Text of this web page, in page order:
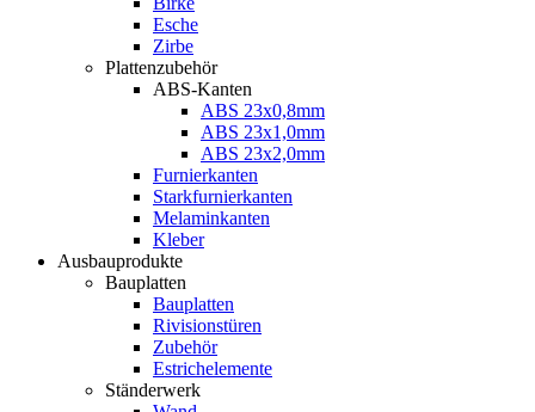
Esche
Zirbe
Plattenzubehör
ABS-Kanten
ABS 23x0,8mm
ABS 23x1,0mm
ABS 23x2,0mm
Furnierkanten
Starkfurnierkanten
Melaminkanten
Kleber
Ausbauprodukte
Bauplatten
Bauplatten
Rivisionstüren
Zubehör
Estrichelemente
Ständerwerk